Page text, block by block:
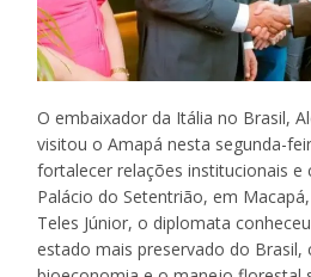
O embaixador da Itália no Brasil,
visitou o Amapá nesta segunda-
fortalecer relações institucionais e
Palácio do Setentrião, em
Teles Júnior, o diplomata
estado mais preservado do Brasil,